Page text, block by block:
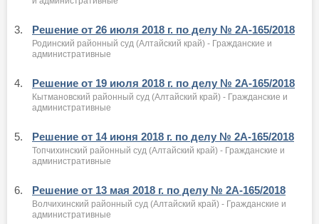
3. Решение от 26 июля 2018 г. по делу № 2А-165/2018
Родинский районный суд (Алтайский край) - Гражданские и
административные
4. Решение от 19 июля 2018 г. по делу № 2А-165/2018
Кытмановский районный суд (Алтайский край) - Гражданские и
административные
5. Решение от 14 июня 2018 г. по делу № 2А-165/2018
Топчихинский районный суд (Алтайский край) - Гражданские и
административные
6. Решение от 13 мая 2018 г. по делу № 2А-165/2018
Волчихинский районный суд (Алтайский край) - Гражданские и
административные